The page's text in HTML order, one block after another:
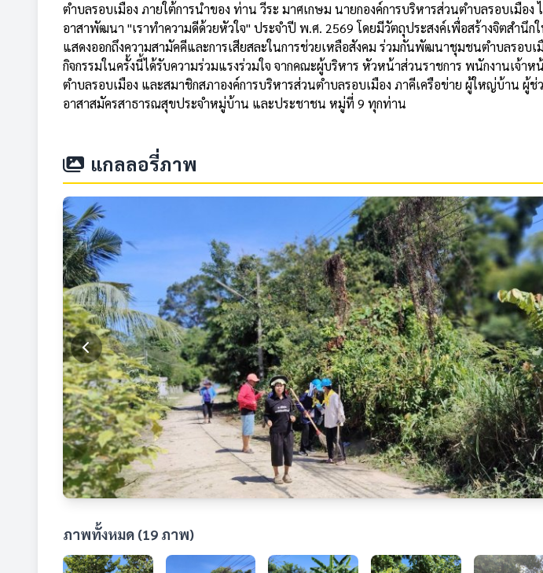
ตำบลรอบเมือง ภายใต้การนำของ ท่าน วีระ มาศเกษม นายกองค์การบริหารส่วนตำบลรอบเมือง
อาสาพัฒนา "เราทำความดีด้วยหัวใจ" ประจำปี พ.ศ. 2569 โดยมีวัตถุประสงค์เพื่อสร้างจิตสำนึก
แสดงออกถึงความสามัคคีและการเสียสละในการช่วยเหลือสังคม ร่วมกันพัฒนาชุมชนตำบลรอบเ
กิจกรรมในครั้งนี้ได้รับความร่วมแรงร่วมใจ จากคณะผู้บริหาร หัวหน้าส่วนราชการ พนักงานเจ้าห
ตำบลรอบเมือง และสมาชิกสภาองค์การบริหารส่วนตำบลรอบเมือง ภาคีเครือข่าย ผู้ใหญ่บ้าน
อาสาสมัครสาธารณสุขประจำหมู่บ้าน และประชาชน หมู่ที่ 9 ทุกท่าน
แกลลอรี่ภาพ
ภาพทั้งหมด (19 ภาพ)